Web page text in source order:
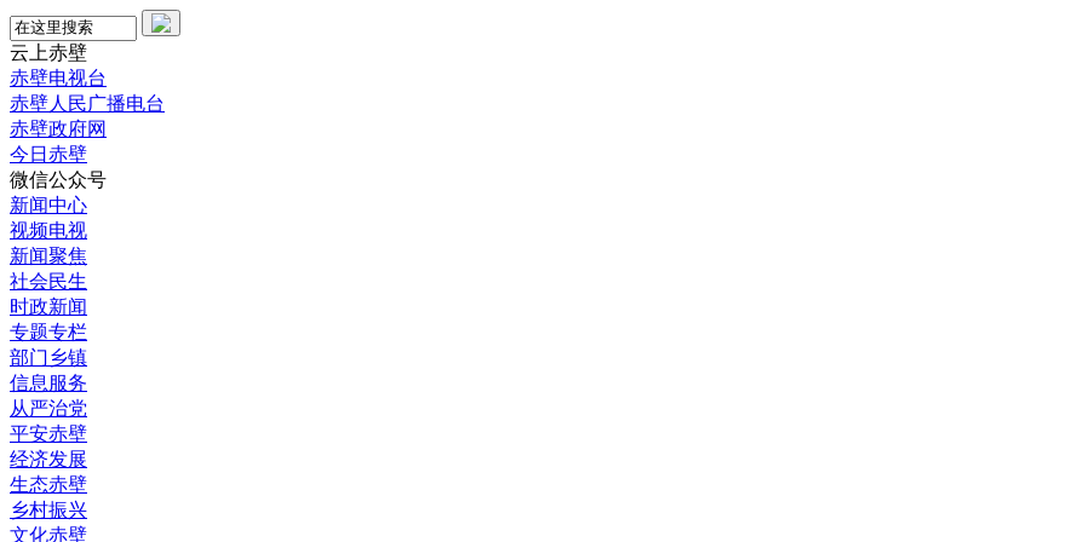
云上赤壁
赤壁电视台
赤壁人民广播电台
赤壁政府网
今日赤壁
微信公众号
新闻中心
视频电视
新闻聚焦
社会民生
时政新闻
专题专栏
部门乡镇
信息服务
从严治党
平安赤壁
经济发展
生态赤壁
乡村振兴
文化赤壁